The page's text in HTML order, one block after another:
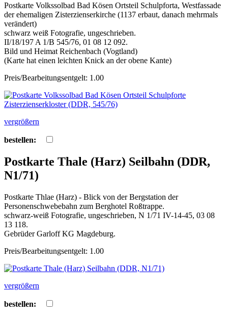
Postkarte Volkssolbad Bad Kösen Ortsteil Schulpforta, Westfassade
der ehemaligen Zisterzienserkirche (1137 erbaut, danach mehrmals
verändert)
schwarz weiß Fotografie, ungeschrieben.
II/18/197 A 1/B 545/76, 01 08 12 092.
Bild und Heimat Reichenbach (Vogtland)
(Karte hat einen leichten Knick an der obene Kante)
Preis/Bearbeitungsentgelt: 1.00
vergrößern
bestellen:
Postkarte Thale (Harz) Seilbahn (DDR,
N1/71)
Postkarte Thlae (Harz) - Blick von der Bergstation der
Personenschwebebahn zum Berghotel Roßtrappe.
schwarz-weiß Fotografie, ungeschrieben, N 1/71 IV-14-45, 03 08
13 118.
Gebrüder Garloff KG Magdeburg.
Preis/Bearbeitungsentgelt: 1.00
vergrößern
bestellen: